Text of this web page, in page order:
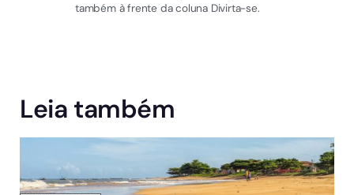
também à frente da coluna Divirta-se.
Leia também